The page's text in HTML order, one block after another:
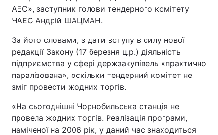
АЕС», заступник голови тендерного комітету
ЧАЕС Андрій ШАЦМАН.
За його словами, з дати вступу в силу нової
редакції Закону (17 березня ц.р.) діяльність
підприємства у сфері держзакупівель «практично
паралізована», оскільки тендерний комітет не
зміг провести жодних торгів.
«На сьогоднішні Чорнобильська станція не
провела жодних торгів. Реалізація програми,
наміченої на 2006 рік, у даний час знаходиться